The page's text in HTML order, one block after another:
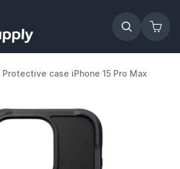
case iPhone 15 Pro Max